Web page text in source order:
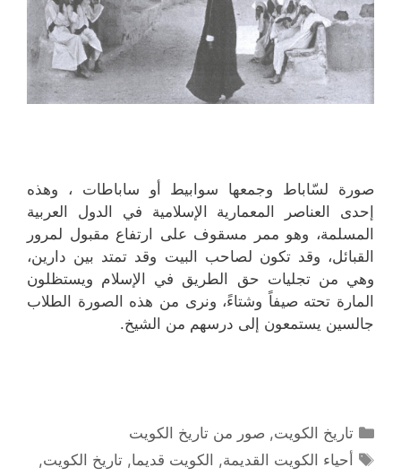
صورة لسّاباط وجمعها سوابيط أو ساباطات ، وهذه
إحدى العناصر المعمارية الإسلامية في الدول العربية
المسلمة، وهو ممر مسقوف على ارتفاع مقبول لمرور
القبائل، وقد تكون لصاحب البيت وقد تمتد بين دارين،
وهي من تجليات حق الطريق في الإسلام ويستظلون
المارة تحته صيفاً وشتاءً، ونرى من هذه الصورة الطلاب
جالسين يستمعون إلى درسهم من الشيخ.
التصنيفات
تاريخ الكويت, صور من تاريخ الكويت
الوسوم
أحياء الكويت القديمة, الكويت قديما,تاريخ الكويت,